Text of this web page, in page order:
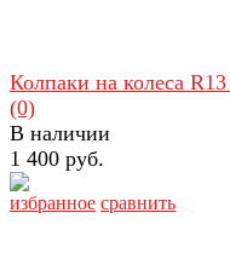
избранное сравнить
Колпаки на колеса
(0)
В наличии
1 400 руб.